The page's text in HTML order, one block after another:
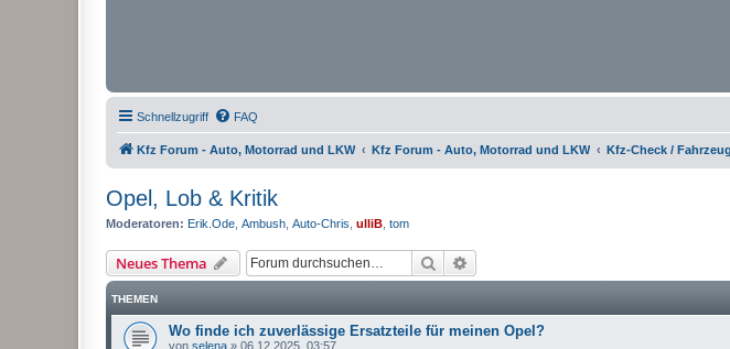
Schnellzugriff FAQ
Kfz Forum - Auto, Motorrad und LKW Kfz Forum - Auto, Motorrad und LKW Kfz-Check /
Opel, Lob & Kritik
Moderatoren: Erik.Ode Ambush Auto-Chris ulliB tom
Neues Thema Suche
THEMEN
Wo finde ich zuverlässige Ersatzteile für meinen Opel?
von selena » 06.12.2025, 03:57